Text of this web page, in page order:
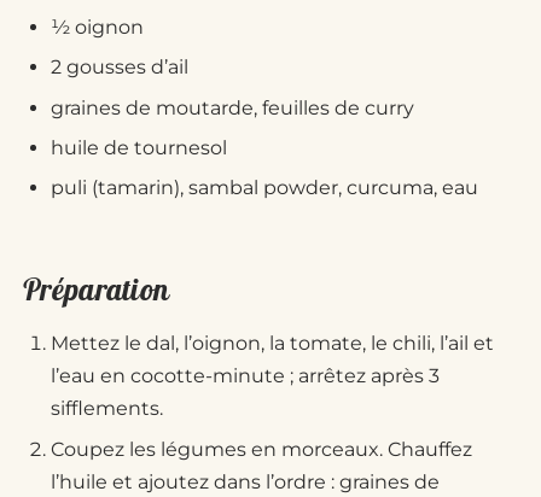
½ oignon
2 gousses d’ail
graines de moutarde, feuilles de curry
huile de tournesol
puli (tamarin), sambal powder, curcuma, eau
Préparation
Mettez le dal, l’oignon, la tomate, le chili, l’ail et
l’eau en cocotte-minute ; arrêtez après 3
sifflements.
Coupez les légumes en morceaux. Chauffez
l’huile et ajoutez dans l’ordre : graines de